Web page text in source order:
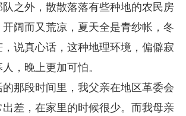
之外，散散落落有些种地的农民房
阔而又荒凉，夏天全是青纱帐，冬
说真心话，这种地理环境，偏僻寂
，晚上更加可怕。
那段时间里，我父亲在地区革委会
出差，在家里的时候很少。而我母亲